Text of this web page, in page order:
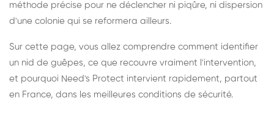
méthode précise pour ne déclencher ni piqûre, ni dispersion
d'une colonie qui se reformera ailleurs.
Sur cette page, vous allez comprendre comment identifier
un nid de guêpes, ce que recouvre vraiment l'intervention,
et pourquoi Need's Protect intervient rapidement, partout
en France, dans les meilleures conditions de sécurité.